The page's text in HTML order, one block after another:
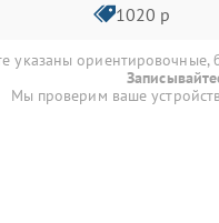
1020 р
указаны ориентировочные,
Мы проверим ваше